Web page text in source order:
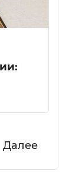
Далее